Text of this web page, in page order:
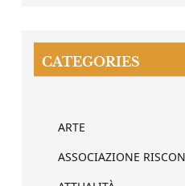
CATEGORIES
ARTE
ASSOCIAZIONE